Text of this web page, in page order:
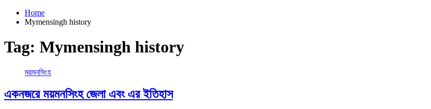
Home
Mymensingh history
Tag: Mymensingh history
ময়মনসিংহ
একনজরে ময়মনসিংহ জেলা এবং এর ইতিহাস